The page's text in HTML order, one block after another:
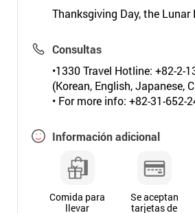
Thanksgiving Day, the Lunar
Consultas
•1330 Travel Hotline: +82-2-
(Korean, English, Japanese,
• For more info: +82-31-652-
Información adicional
Comida para
llevar
Se aceptan
tarjetas de